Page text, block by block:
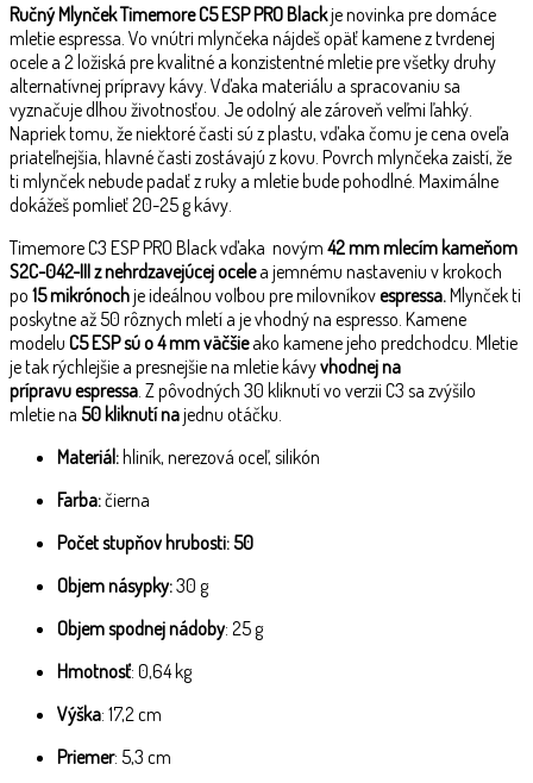
Ručný Mlynček Timemore C5 ESP PRO Blackje novinka pre domáce
mletie espressa. Vo vnútri mlynčeka nájdeš opäť kamene z tvrdenej
ocele a 2 ložiská pre kvalitné a konzistentné mletie pre všetky druhy
alternatívnej prípravy kávy. Vďaka materiálu a spracovaniu sa
vyznačuje dlhou životnosťou. Je odolný ale zároveň veľmi ľahký.
Napriek tomu, že niektoré časti sú z plastu, vďaka čomu je cena oveľa
priateľnejšia, hlavné časti zostávajú z kovu. Povrch mlynčeka zaistí, že
ti mlynček nebude padať z ruky a mletie bude pohodlné. Maximálne
dokážeš pomlieť 20-25 g kávy.
Timemore C3 ESP PRO Black vďaka novým 42 mm mlecím kameňom
S2C-042-III z nehrdzavejúcej ocelea jemnému nastaveniu v krokoch
po 15 mikrónochje ideálnou voľbou pre milovníkovespressa.Mlynček ti
poskytne až 50 rôznych mletí a je vhodný na espresso. Kamene
modelu C5 ESP sú o 4 mm väčšieako kamene jeho predchodcu. Mletie
je tak rýchlejšie a presnejšie na mletie kávyvhodnej na
prípravu espressa . Z pôvodných 30 kliknutí vo verzii C3 sa zvýšilo
mletie na 50 kliknutí najednu otáčku.
Materiál:hliník, nerezová oceľ, silikón
Farba:čierna
Počet stupňov hrubosti: 50
Objem násypky:30 g
Objem spodnej nádoby: 25 g
Hmotnosť: 0,64 kg
Výška: 17,2 cm
Priemer: 5,3 cm